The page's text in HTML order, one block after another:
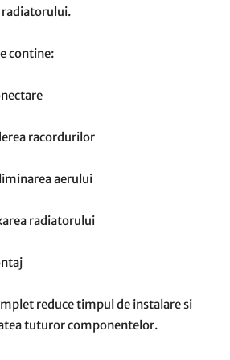
radiatorului.
contine:
racordurilor
aerului
radiatorului
reduce timpul de instalare si
tuturor componentelor.